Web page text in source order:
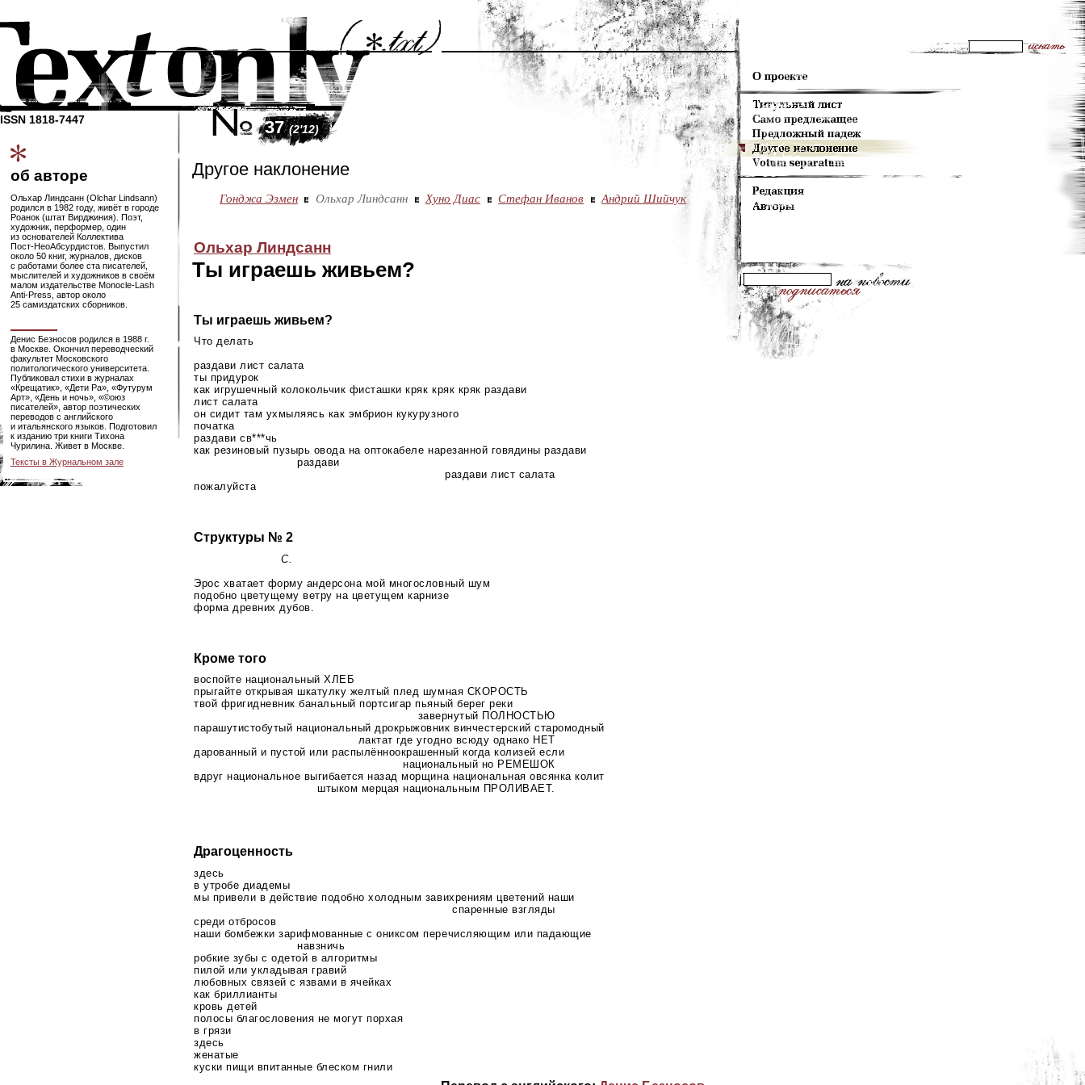
ISSN 1818-7447
об авторе
Ольхар Линдсанн (Olchar Lindsann)
родился в 1982 году, живёт в городе
Роанок (штат Вирджиния). Поэт,
художник, перформер, один
из основателей Коллектива
Пост-НеоАбсурдистов. Выпустил
около 50 книг, журналов, дисков
с работами более ста писателей,
мыслителей и художников в своём
малом издательстве Monocle-Lash
Anti-Press , автор около
25 самиздатских сборников.
Денис Безносов родился в 1988 г.
в Москве. Окончил переводческий
факультет Московского
политологического университета.
Публиковал стихи в журналах
«Крещатик», «Дети Ра», «Футурум
Арт», «День и ночь», «©оюз
писателей», автор поэтических
переводов с английского
и итальянского языков. Подготовил
к изданию три книги Тихона
Чурилина. Живет в Москве.
Тексты в Журнальном зале
37(2'12)
Другое наклонение
Гонджа Эзмен Ольхар Линдсанн Хуно Диас Стефан Иванов Андрий Шийчук
Ольхар Линдсанн
Ты играешь живьем?
Ты играешь живьем?
Что делать
раздави лист салата
ты придурок
как игрушечный колокольчик фисташки кряк кряк кряк раздави
лист салата
он сидит там ухмыляясь как эмбрион кукурузного
початка
раздави св***чь
как резиновый пузырь овода на оптокабеле нарезанной говядины раздави
раздави
раздави лист салата
пожалуйста
Структуры № 2
С.
Эрос хватает форму андерсона мой многословный шум
подобно цветущему ветру на цветущем карнизе
форма древних дубов.
Кроме того
воспойте национальный ХЛЕБ
прыгайте открывая шкатулку желтый плед шумная СКОРОСТЬ
твой фригидневник банальный портсигар пьяный берег реки
завернутый ПОЛНОСТЬЮ
парашутистобутый национальный дрокрыжовник винчестерский старомодный
лактат где угодно всюду однако НЕТ
дарованный и пустой или распылённоокрашенный когда колизей если
национальный но РЕМЕШОК
вдруг национальное выгибается назад морщина национальная овсянка колит
штыком мерцая национальным ПРОЛИВАЕТ.
Драгоценность
здесь
в утробе диадемы
мы привели в действие подобно холодным завихрениям цветений наши
спаренные взгляды
среди отбросов
наши бомбежки зарифмованные с ониксом перечисляющим или падающие
навзничь
робкие зубы с одетой в алгоритмы
пилой или укладывая гравий
любовных связей с язвами в ячейках
как бриллианты
кровь детей
полосы благословения не могут порхая
в грязи
здесь
женатые
куски пищи впитанные блеском гнили